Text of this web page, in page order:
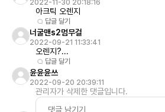
2022-11-30 20:18:16
아크틱 오렌지
답글 달기
너굴맨s2멈무걸
2022-09-21 11:33:41
오렌지?...
답글 달기
윤윤윤쓰
2022-09-20 20:39:11
관리자가 삭제한 댓글입니다.